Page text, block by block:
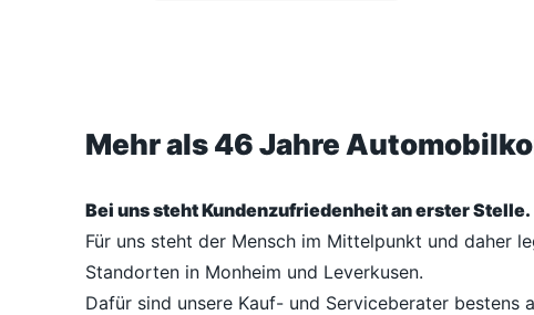
Mehr als 46 Jahre
Bei uns steht Kundenzufriedenheit an erster Stelle.
Für uns steht der Mensch im Mittelpunkt und daher
Standorten in Monheim und Leverkusen.
Dafür sind unsere Kauf- und Serviceberater bestens